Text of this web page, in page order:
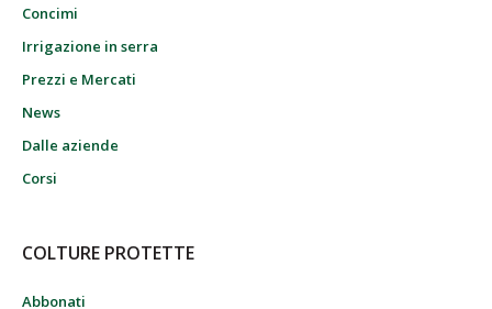
Concimi
Irrigazione in serra
Prezzi e Mercati
News
Dalle aziende
Corsi
COLTURE PROTETTE
Abbonati